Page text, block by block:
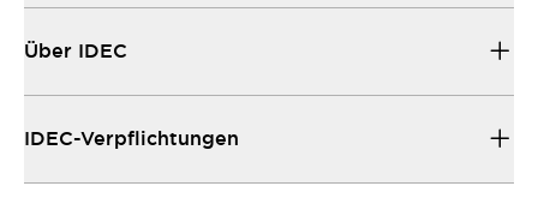
Über IDEC
IDEC-Verpflichtungen